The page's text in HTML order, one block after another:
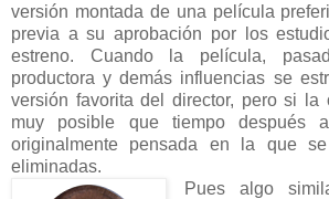
versión montada de una película
previa a su aprobación por los
estreno. Cuando la película,
productora y demás influencias se
versión favorita del director, pero si la
muy posible que tiempo después
originalmente pensada en la que
eliminadas.
Pues algo